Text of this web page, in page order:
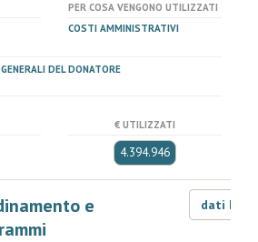
PER COSA VENGONO UTILIZZATI
COSTI AMMINISTRATIVI
DEL DONATORE
€ UTILIZZATI
4.394.946
e
dati LOD